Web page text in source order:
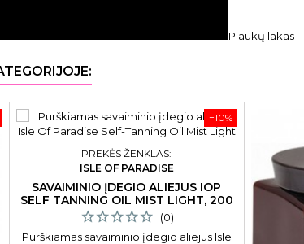
Plaukų lakas
−10%
PREKĖS ŽENKLAS:
ISLE OF PARADISE
SAVAIMINIO ĮDEGIO ALIEJUS IOP
SELF TANNING OIL MIST LIGHT, 200
ML IP890114(0)
Purškiamas savaiminio įdegio aliejus Isle